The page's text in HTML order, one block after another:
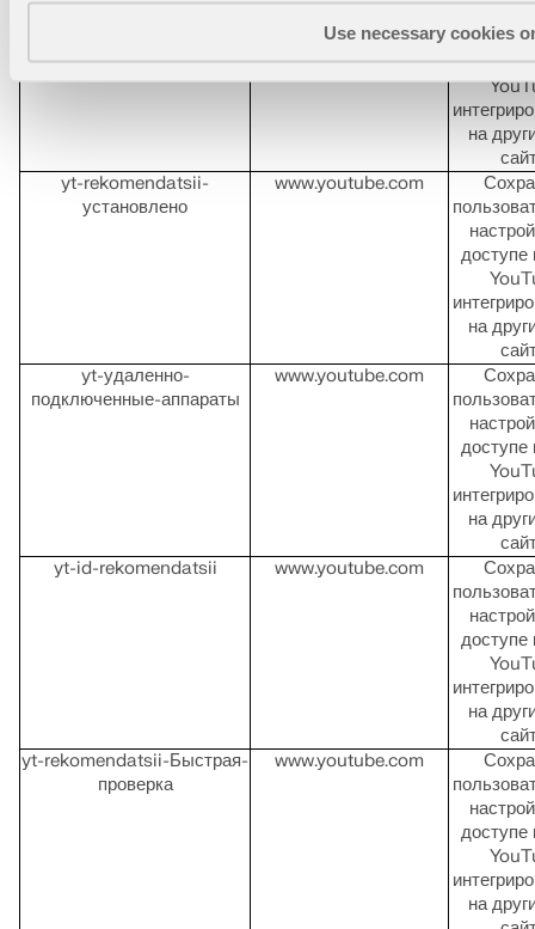
Use necessary cookies
доступе
на
yt-rekomendatsii-
установлено
www.youtube.com
доступе
на
yt-удаленно-
подключенные-аппараты
www.youtube.com
доступе
на
yt-id-rekomendatsii
www.youtube.com
доступе
на
yt-rekomendatsii-Быстрая-
проверка
www.youtube.com
доступе
на